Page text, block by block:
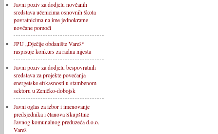
Javni poziv za dodjelu novčanih
sredstava učenicima osnovnih škola
povratnicima na ime jednokratne
novčane pomoći
JPU „Dječije obdanište Vareš“
raspisuje konkurs za radna mjesta
Javni poziv za dodjelu bespovratnih
sredstava za projekte povećanja
energetske efikasnosti u stambenom
sektoru u Zeničko-dobojsk
Javni oglas za izbor i imenovanje
predsjednika i članova Skupštine
Javnog komunalnog preduzeća d.o.o.
Vareš